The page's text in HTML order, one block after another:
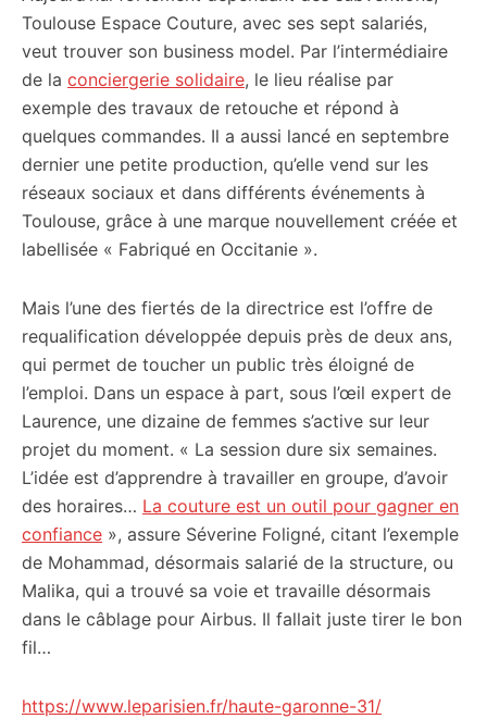
Toulouse Espace Couture, avec ses sept salariés,
veut trouver son business model. Par l’intermédiaire
de la conciergerie solidaire, le lieu réalise par
exemple des travaux de retouche et répond à
quelques commandes. Il a aussi lancé en septembre
dernier une petite production, qu’elle vend sur les
réseaux sociaux et dans différents événements à
Toulouse, grâce à une marque nouvellement créée et
labellisée « Fabriqué en Occitanie ».
Mais l’une des fiertés de la directrice est l’offre de
requalification développée depuis près de deux ans,
qui permet de toucher un public très éloigné de
l’emploi. Dans un espace à part, sous l’œil expert de
Laurence, une dizaine de femmes s’active sur leur
projet du moment. « La session dure six semaines.
L’idée est d’apprendre à travailler en groupe, d’avoir
des horaires… La couture est un outil pour gagner en
confiance », assure Séverine Foligné, citant l’exemple
de Mohammad, désormais salarié de la structure, ou
Malika, qui a trouvé sa voie et travaille désormais
dans le câblage pour Airbus. Il fallait juste tirer le bon
fil…
https://www.leparisien.fr/haute-garonne-31/